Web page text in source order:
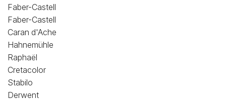
Faber-Castell
Faber-Castell
Caran d'Ache
Hahnemühle
Raphaël
Cretacolor
Stabilo
Derwent